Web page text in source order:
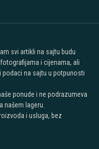
svi artikli na sajtu budu
i cijenama, ali
na sajtu u potpunosti
ponude i ne podrazumeva
našem lageru.
i usluga, bez